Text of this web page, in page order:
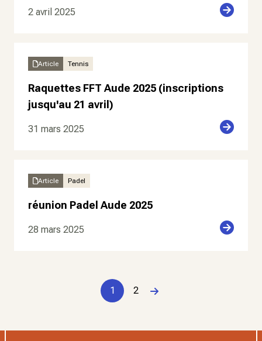
2 avril 2025
Article Tennis
Raquettes FFT Aude 2025 (inscriptions
jusqu'au 21 avril)
31 mars 2025
Article Padel
réunion Padel Aude 2025
28 mars 2025
1 2
Page suivante